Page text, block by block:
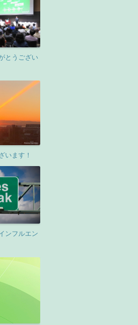
とうござい
います！
ンフルエン